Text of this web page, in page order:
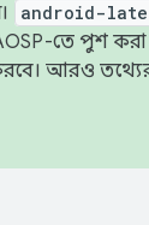
android-
AOSP-তে পুশ
আরও